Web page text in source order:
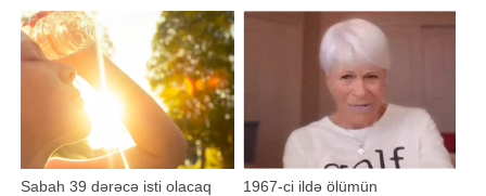
tarixi, CVV kodu və bankdan
göndərilə
"Falcon 9" raketinin ikinci mərhələsi
planlaşdırılmamı
Sabah 39 dərəcə isti olacaq
1967-ci ildə ölümün